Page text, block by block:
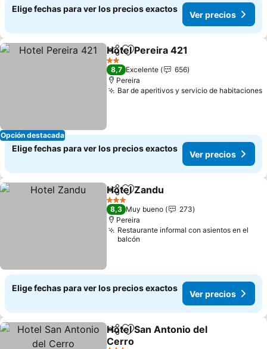
Elige fechas para ver los precios exactos
Ver precios
Opción destacada
CompartirAgregar a favoritos
Hotel Pereira 421
2 Estrellas
8,7 Excelente
656
Pereira
Bar de aperitivos y servicio de habitaciones
Elige fechas para ver los precios exactos
Ver precios
CompartirAgregar a favoritos
Hotel Zandu
3 Estrellas
8,3 Muy bueno
273
Pereira
Restaurante informal con asientos en el
balcón
Elige fechas para ver los precios exactos
Ver precios
CompartirAgregar a favoritos
Hotel San Antonio del
Cerro